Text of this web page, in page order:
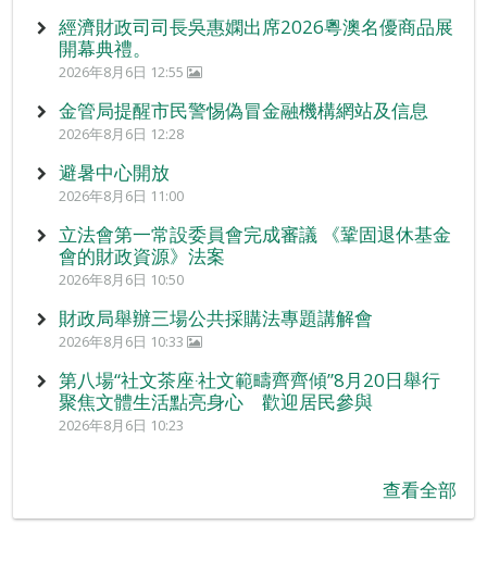
經濟財政司司長吳惠嫻出席2026粵澳名優商品展
開幕典禮。
2026年8月6日 12:55
金管局提醒市民警惕偽冒金融機構網站及信息
2026年8月6日 12:28
避暑中心開放
2026年8月6日 11:00
立法會第一常設委員會完成審議 《鞏固退休基金
會的財政資源》法案
2026年8月6日 10:50
財政局舉辦三場公共採購法專題講解會
2026年8月6日 10:33
第八場“社文茶座‧社文範疇齊齊傾”8月20日舉行
聚焦文體生活點亮身心 歡迎居民參與
2026年8月6日 10:23
查看全部